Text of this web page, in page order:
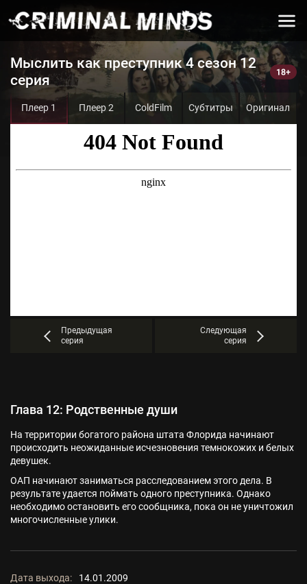
Мыслить как преступник 4 сезон 12
серия
Плеер 1 Плеер 2 ColdFilm Субтитры Оригинал
Предыдущая
серия
Следующая
серия
Глава 12: Родственные души
На территории богатого района штата Флорида начинают
происходить неожиданные исчезновения темнокожих и белых
девушек.
ОАП начинают заниматься расследованием этого дела. В
результате удается поймать одного преступника. Однако
необходимо остановить его сообщника, пока он не уничтожил
многочисленные улики.
Дата выхода:
14.01.2009